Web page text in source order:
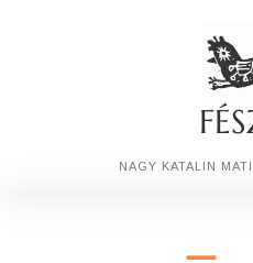
NAGY KATALIN